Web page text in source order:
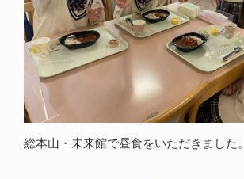
総本山・未来館で昼食をいただきました。